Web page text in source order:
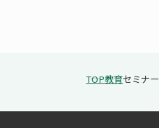
TOP教育セミナ